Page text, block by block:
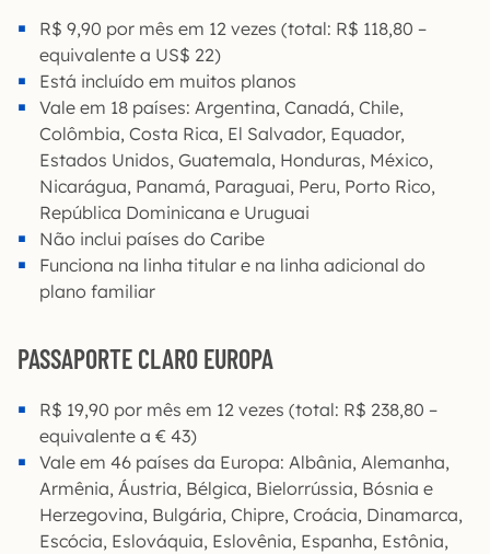
R$ 9,90 por mês em 12 vezes (total: R$ 118,80 –
equivalente a US$ 22)
Está incluído em muitos planos
Vale em 18 países: Argentina, Canadá, Chile,
Colômbia, Costa Rica, El Salvador, Equador,
Estados Unidos, Guatemala, Honduras, México,
Nicarágua, Panamá, Paraguai, Peru, Porto Rico,
República Dominicana e Uruguai
Não inclui países do Caribe
Funciona na linha titular e na linha adicional do
plano familiar
PASSAPORTE CLARO EUROPA
R$ 19,90 por mês em 12 vezes (total: R$ 238,80 –
equivalente a € 43)
Vale em 46 países da Europa: Albânia, Alemanha,
Armênia, Áustria, Bélgica, Bielorrússia, Bósnia e
Herzegovina, Bulgária, Chipre, Croácia, Dinamarca,
Escócia, Eslováquia, Eslovênia, Espanha, Estônia,